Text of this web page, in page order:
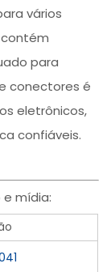
vários
para
conectores é
eletrônicos,
confiáveis.
e mídia: